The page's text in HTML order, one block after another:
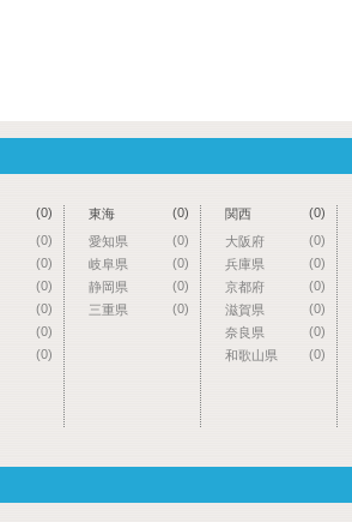
(0)
(0)
(0)
(0)
(0)
(0)
(0)
(0)
東海
(0)
愛知県
(0)
岐阜県
(0)
静岡県
(0)
三重県
(0)
関西
(0)
大阪府
(0)
兵庫県
(0)
京都府
(0)
滋賀県
(0)
奈良県
(0)
和歌山県